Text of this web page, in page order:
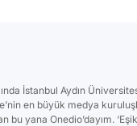
İstanbul Aydın
en büyük medya
bu yana Onedio’dayım.